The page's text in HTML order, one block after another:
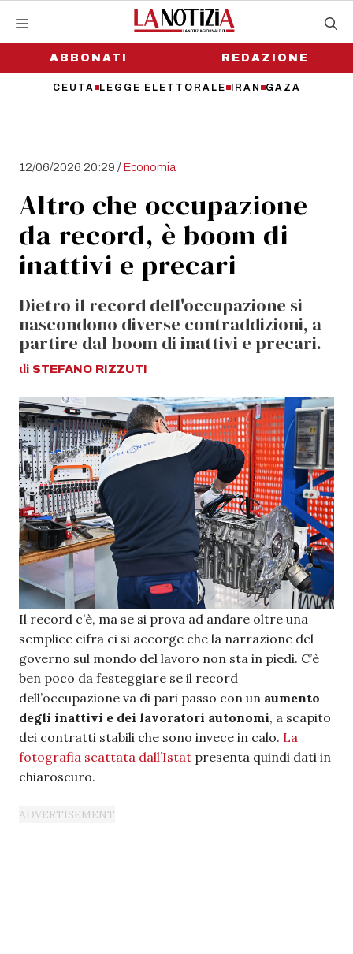
contenutoABBONATI
CEUTA LEGGE ELETTORALE IRAN GAZA
REDAZIONE
12/06/2026 20:29 /Economia
Altro che occupazione
da record, è boom di
inattivi e precari
Dietro il record dell'occupazione si
nascondono diverse contraddizioni, a
partire dal boom di inattivi e precari.
di STEFANO RIZZUTI
Il record c’è, ma se si prova ad andare oltre una
semplice cifra ci si accorge che la narrazione del
governo sul mondo del lavoro non sta in piedi. C’è
ben poco da festeggiare se il record
dell’occupazione va di pari passo con un aumento
degli inattivi e dei lavoratori autonomi, a scapito
dei contratti stabili che sono invece in calo. La
fotografia scattata dall’Istat presenta quindi dati in
chiaroscuro.